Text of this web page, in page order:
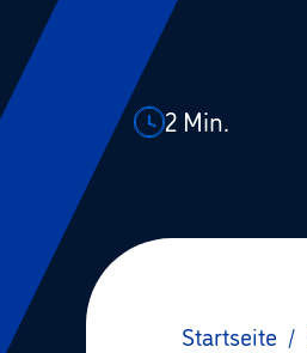
2 Min.
Startseite /